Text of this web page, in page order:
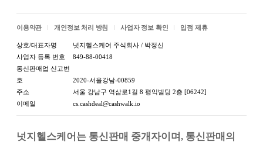
이용약관 개인정보 처리 방침 사업자 정보 확인 입점 제휴
상호/대표자명
넛지헬스케어 주식회사 / 박정신
사업자 등록 번호
849-88-00418
통신판매업 신고번
호
2020-서울강남-00859
주소
서울 강남구 역삼로1길 8 평익빌딩 2층 [06242]
이메일
cs.cashdeal@cashwalk.io
넛지헬스케어는 통신판매 중개자이며, 통신판매의